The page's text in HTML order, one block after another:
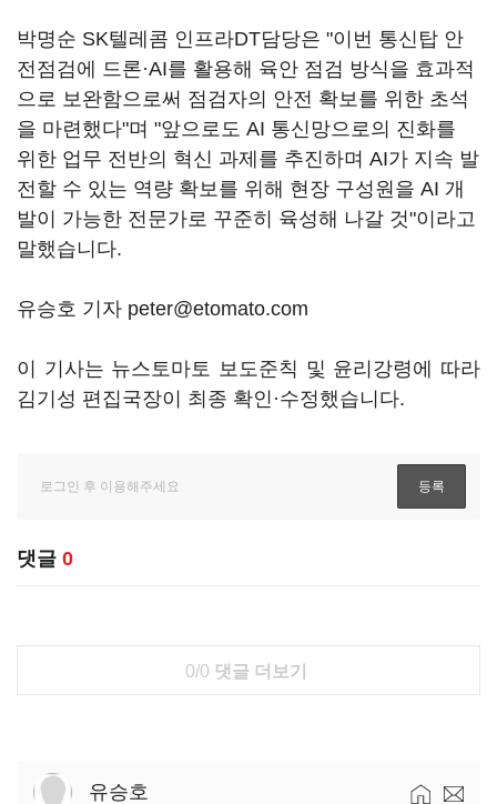
박명순 SK텔레콤 인프라DT담당은 "이번 통신탑 안
전점검에 드론·AI를 활용해 육안 점검 방식을 효과적
으로 보완함으로써 점검자의 안전 확보를 위한 초석
을 마련했다"며 "앞으로도 AI 통신망으로의 진화를
위한 업무 전반의 혁신 과제를 추진하며 AI가 지속 발
전할 수 있는 역량 확보를 위해 현장 구성원을 AI 개
발이 가능한 전문가로 꾸준히 육성해 나갈 것"이라고
말했습니다.
유승호 기자 peter@etomato.com
이 기사는 뉴스토마토 보도준칙 및 윤리강령에 따라
김기성 편집국장이 최종 확인·수정했습니다.
댓글 0
0/0 댓글 더보기
유승호